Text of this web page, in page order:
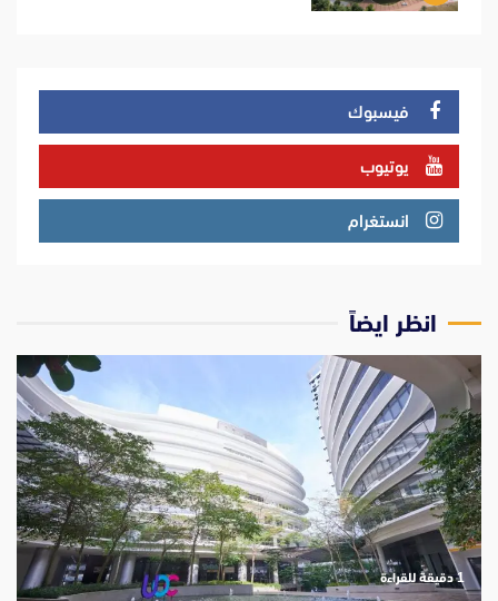
فيسبوك
يوتيوب
انستغرام
انظر ايضاً
‫1 دقيقة للقراءة